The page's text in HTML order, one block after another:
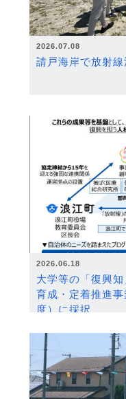
2026.07.08
請戸海岸で放射線
2026.06.18
大学等の「復興
育成・定着推進
度）に採択